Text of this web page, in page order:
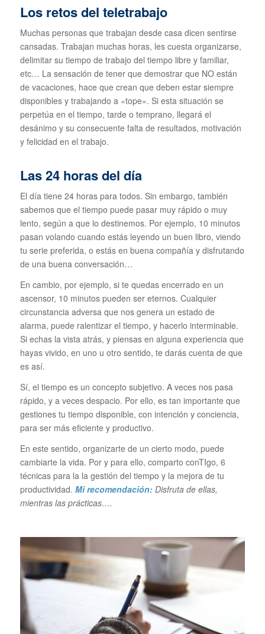
Los retos del teletrabajo
Muchas personas que trabajan desde casa dicen sentirse
cansadas. Trabajan muchas horas, les cuesta organizarse,
delimitar su tiempo de trabajo del tiempo libre y familiar,
etc… La sensación de tener que demostrar que NO están
de vacaciones, hace que crean que deben estar siempre
disponibles y trabajando a «tope». Si esta situación se
perpetúa en el tiempo, tarde o temprano, llegará el
desánimo y su consecuente falta de resultados, motivación
y felicidad en el trabajo.
Las 24 horas del día
El día tiene 24 horas para todos. Sin embargo, también
sabemos que el tiempo puede pasar muy rápido o muy
lento, según a que lo destinemos. Por ejemplo, 10 minutos
pasan volando cuando estás leyendo un buen libro, viendo
tu serie preferida, o estás en buena compañía y disfrutando
de una buena conversación…
En cambio, por ejemplo, si te quedas encerrado en un
ascensor, 10 minutos pueden ser eternos. Cualquier
circunstancia adversa que nos genera un estado de
alarma, puede ralentizar el tiempo, y hacerlo interminable.
Si echas la vista atrás, y piensas en alguna experiencia que
hayas vivido, en uno u otro sentido, te darás cuenta de que
es así.
Sí, el tiempo es un concepto subjetivo. A veces nos pasa
rápido, y a veces despacio. Por ello, es tan importante que
gestiones tu tiempo disponible, con intención y conciencia,
para ser más eficiente y productivo.
En este sentido, organizarte de un cierto modo, puede
cambiarte la vida. Por y para ello, comparto conTIgo, 6
técnicas para la la gestión del tiempo y la mejora de tu
productividad. Mi recomendación:Disfruta de ellas,
mientras las prácticas….